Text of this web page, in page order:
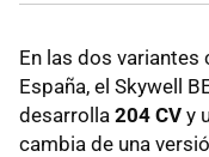
En las dos
España, el Skywell
desarrolla 204 CV y
cambia de una